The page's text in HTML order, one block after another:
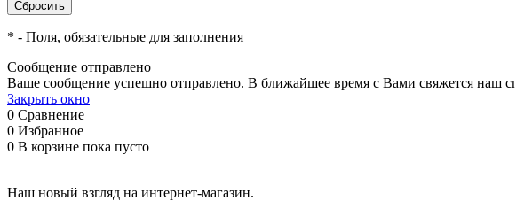
* - Поля, обязательные для заполнения
Сообщение отправлено
Ваше сообщение успешно отправлено. В ближайшее время с Вами свяжется наш
Закрыть окно
0 Сравнение
0 Избранное
0 В корзине пока пусто
Наш новый взгляд на интернет-магазин.